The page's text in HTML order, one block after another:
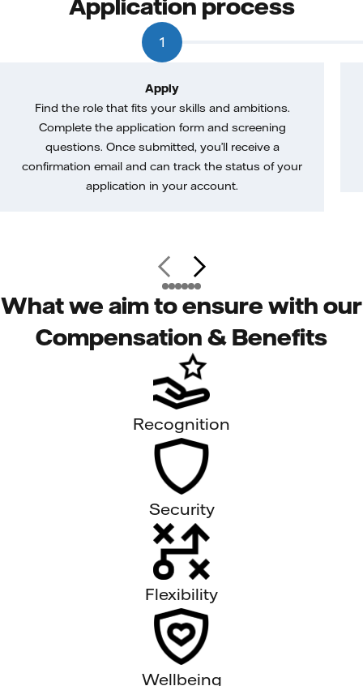
Application process
1
Apply
Find the role that fits your skills and ambitions.
Complete the application form and screening
questions. Once submitted, you’ll receive a
confirmation email and can track the status of your
application in your account.
What we aim to ensure with our
Compensation & Benefits
Recognition
Security
Flexibility
Wellbeing